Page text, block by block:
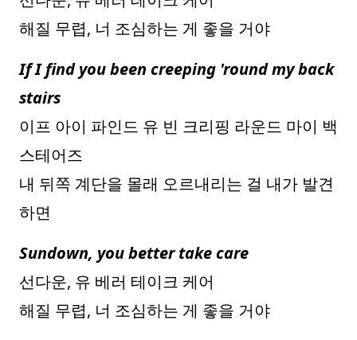
해질 무렵, 너 조심하는 게 좋을 거야
If I find you been creeping 'round my back
stairs
이프 아이 파인드 유 빈 크리핑 라운드 마이 백
스테어즈
내 뒤쪽 계단을 몰래 오르내리는 걸 내가 발견
하면
Sundown, you better take care
선다운, 유 베러 테이크 케어
해질 무렵, 너 조심하는 게 좋을 거야